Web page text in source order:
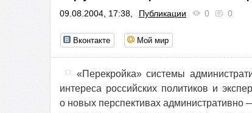
09.08.2004, 17:38, Публикации 0 0
Вконтакте Мой мир
«Перекройка» системы
интереса российских политиков и
о новых перспективах административно